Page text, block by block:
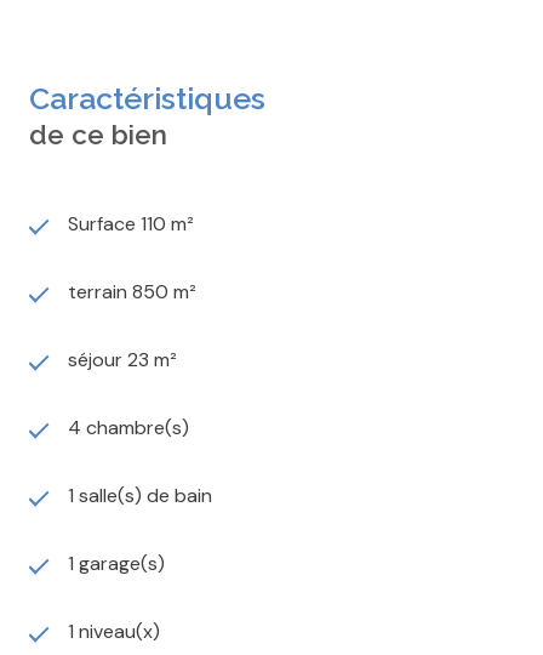
Caractéristiques
de ce bien
Surface 110 m²
terrain 850 m²
séjour 23 m²
4 chambre(s)
1 salle(s) de bain
1 garage(s)
1 niveau(x)